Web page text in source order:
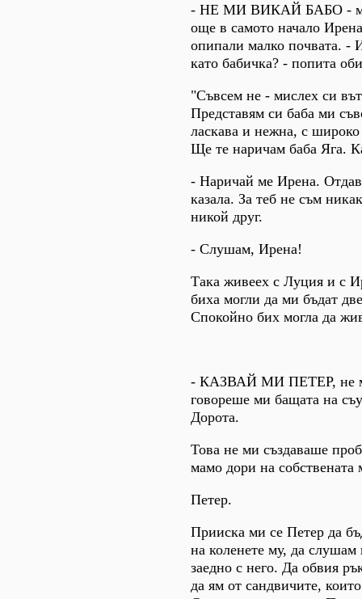
- НЕ МИ ВИКАЙ БАБО - ми
още в самото начало
опипали малко почвата. -
като бабичка? - попита
"Съвсем не - мислех си
Представям си баба ми
ласкава и нежна, с
Ще те наричам баба Яга.
- Наричай ме Ирена.
казала. За теб не съм
никой друг.
- Слушам, Ирена!
Така живеех с Луция и с
биха могли да ми бъдат
Спокойно бих могла да
- КАЗВАЙ МИ ПЕТЕР, не
говореше ми бащата на
Дорота.
Това не ми създаваше
мамо дори на собствената
Петер.
Прииска ми се Петер да
на коленете му, да
заедно с него. Да обвия
да ям от сандвичите,